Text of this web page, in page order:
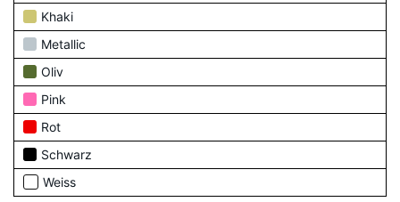
Khaki
Metallic
Oliv
Pink
Rot
Schwarz
Weiss